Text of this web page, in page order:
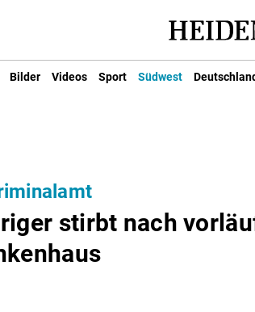
Bilder Videos Sport Südwest
stirbt nach